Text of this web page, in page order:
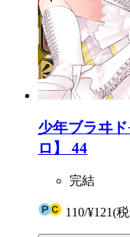
少年ブラヰ
ロ】 44
完結
110/¥121(